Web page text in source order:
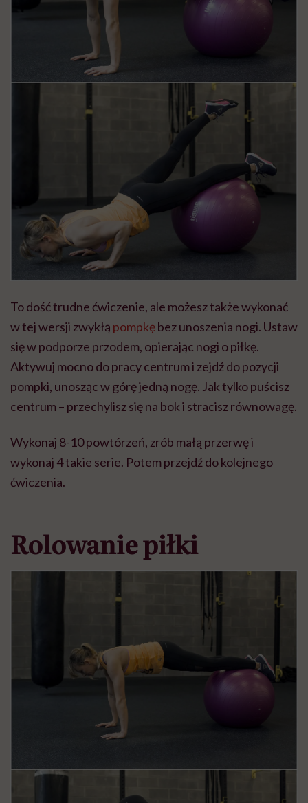
To dość trudne ćwiczenie, ale możesz także wykonać
w tej wersji zwykłą pompkębez unoszenia nogi. Ustaw
się w podporze przodem, opierając nogi o piłkę.
Aktywuj mocno do pracy centrum i zejdź do pozycji
pompki, unosząc w górę jedną nogę. Jak tylko puścisz
centrum – przechylisz się na bok i stracisz równowagę.
Wykonaj 8-10 powtórzeń, zrób małą przerwę i
wykonaj 4 takie serie. Potem przejdź do kolejnego
ćwiczenia.
Rolowanie piłki